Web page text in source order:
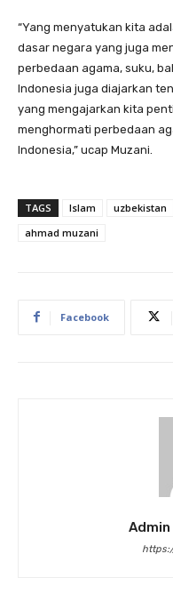
“Yang menyatukan kita
dasar negara yang juga
perbedaan agama, suku,
Indonesia juga diajarkan
yang mengajarkan kita
menghormati perbedaan
Indonesia,” ucap Muzani.
TAGS Islam uzbekistan
ahmad muzani
Facebook
Admin